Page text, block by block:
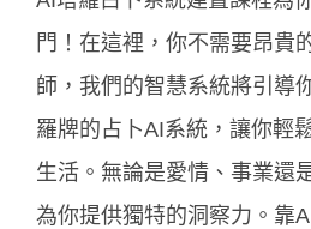
門！在這裡，你不需要昂貴
師，我們的智慧系統將引導
羅牌的占卜AI系統，讓你輕
生活。無論是愛情、事業還
為你提供獨特的洞察力。靠